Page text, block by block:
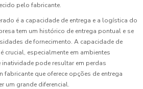
pelo fabricante.
é a capacidade de entrega e a logística do
tem um histórico de entrega pontual e se
de fornecimento. A capacidade de
crucial, especialmente em ambientes
pode resultar em perdas
fabricante que oferece opções de entrega
um grande diferencial.